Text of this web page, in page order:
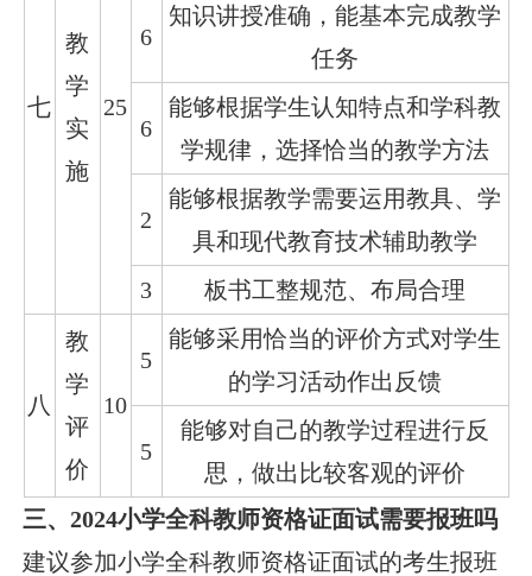
七
教
学
实
施
25
6
知识讲授准确，能基本完成教学
任务
6
能够根据学生认知特点和学科教
学规律，选择恰当的教学方法
2
能够根据教学需要运用教具、学
具和现代教育技术辅助教学
3
板书工整规范、布局合理
八
教
学
评
价
10
5
能够采用恰当的评价方式对学生
的学习活动作出反馈
5
能够对自己的教学过程进行反
思，做出比较客观的评价
三、2024小学全科教师资格证面试需要报班吗
建议参加小学全科教师资格证面试的考生报班